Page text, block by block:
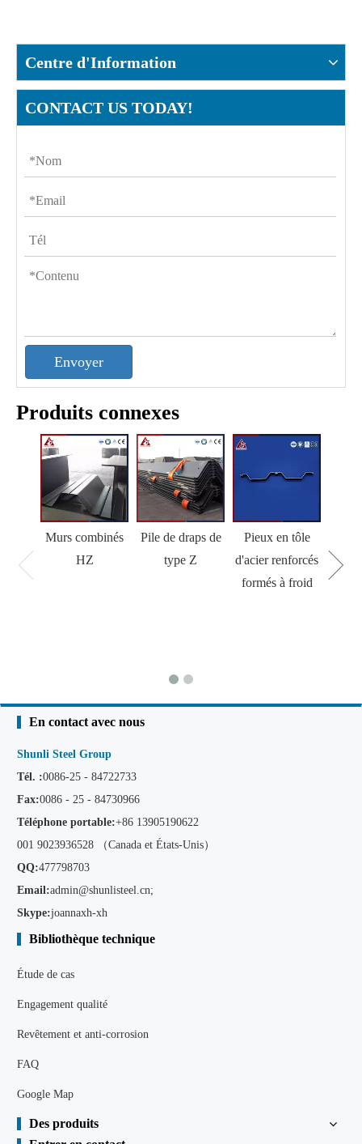
Centre d'Information
CONTACT US TODAY!
Envoyer
Produits connexes
Murs combinés
HZ
Pile de draps de
type Z
Pieux en tôle
d'acier renforcés
formés à froid
En contact avec nous
Shunli Steel Group
Tél. :0086-25 - 84722733
Fax:0086 - 25 - 84730966
Téléphone portable:+86 13905190622
001 9023936528 （Canada et États-Unis）
QQ:477798703
Email:admin@shunlisteel.cn;
Skype:joannaxh-xh
Bibliothèque technique
Étude de cas
Engagement qualité
Revêtement et anti-corrosion
FAQ
Google Map
Des produits